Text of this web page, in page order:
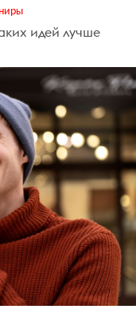
идей лучше